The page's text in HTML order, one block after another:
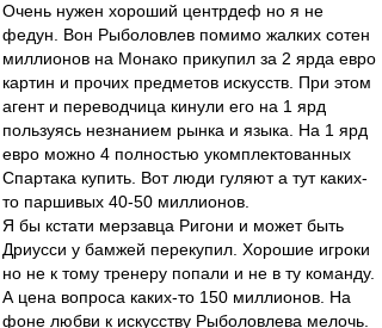
Очень нужен хороший центрдеф но я не
федун. Вон Рыболовлев помимо жалких сотен
миллионов на Монако прикупил за 2 ярда евро
картин и прочих предметов искусств. При этом
агент и переводчица кинули его на 1 ярд
пользуясь незнанием рынка и языка. На 1 ярд
евро можно 4 полностью укомплектованных
Спартака купить. Вот люди гуляют а тут каких-
то паршивых 40-50 миллионов.
Я бы кстати мерзавца Ригони и может быть
Дриусси у бамжей перекупил. Хорошие игроки
но не к тому тренеру попали и не в ту команду.
А цена вопроса каких-то 150 миллионов. На
фоне любви к искусству Рыболовлева мелочь.